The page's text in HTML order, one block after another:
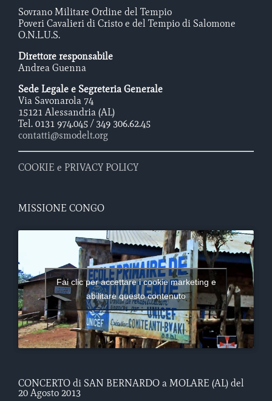
Sovrano Militare Ordine del Tempio
Poveri Cavalieri di Cristo e del Tempio di Salomone
O.N.L.U.S.
Direttore responsabile
Andrea Guenna
Sede Legale e Segreteria Generale
Via Savonarola 74
15121 Alessandria (AL)
Tel. 0131 974.045 / 349 306.62.45
contatti@smodelt.org
COOKIE e PRIVACY POLICY
MISSIONE CONGO
Fai clic per accettare i cookie marketing e
abilitare questo contenuto
CONCERTO di SAN BERNARDO a MOLARE (AL) del
20 Agosto 2013